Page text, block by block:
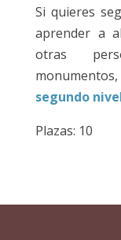
Si quieres
aprender a
otras
segundo
Plazas: 10